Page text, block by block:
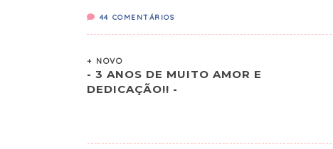
44 COMENTÁRIOS
+ NOVO
- 3 ANOS DE MUITO AMOR E
DEDICAÇÃO!! -